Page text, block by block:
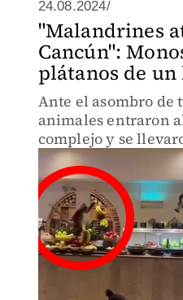
24.08.2024/
"Malandrines
Cancún":
plátanos de
Ante el asombro de
animales entraron
complejo y se